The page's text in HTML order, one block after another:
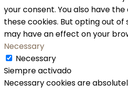
your consent. You also have
these cookies. But opting out
may have an effect on your
Necessary
Necessary
Siempre activado
Necessary cookies are